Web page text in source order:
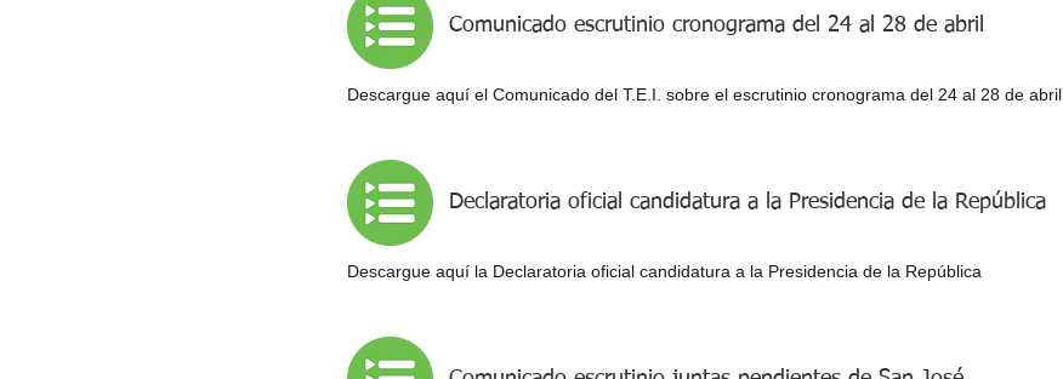
Comunicado escrutinio cronograma del 24 al 28 de abril
Descargue aquí el Comunicado del T.E.I. sobre el escrutinio cronograma del 24 al 28 de abril
Declaratoria oficial candidatura a la Presidencia de la República
Descargue aquí la Declaratoria oficial candidatura a la Presidencia de la República